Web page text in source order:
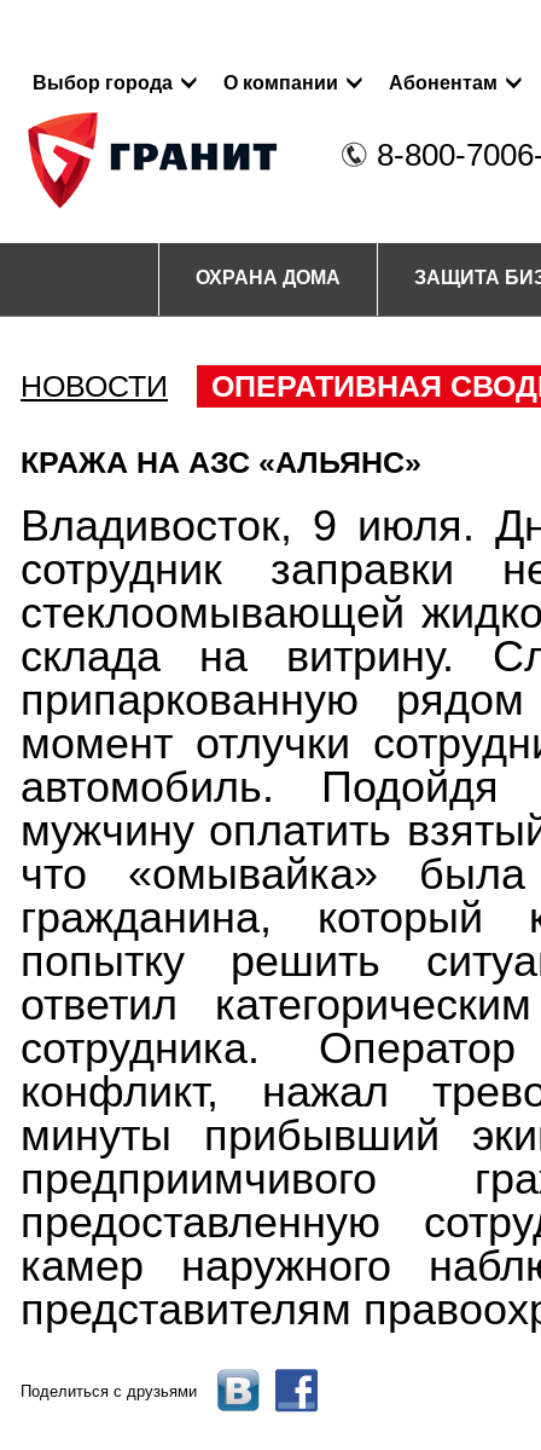
Выбор города О компании Абонентам
8-800-
ОХРАНА ДОМА ЗАЩИТА
НОВОСТИ ОПЕРАТИВНАЯ
КРАЖА НА АЗС «АЛЬЯНС»
Владивосток, 9 июля.
сотрудник заправки
стеклоомывающей
склада на витрину.
припаркованную
момент отлучки
автомобиль.
мужчину оплатить
что «омывайка»
гражданина,
попытку решить
ответил
сотрудника.
конфликт, нажал
минуты прибывший
предприимчивого
предоставленную
камер наружного
представителям
Поделиться с друзьями